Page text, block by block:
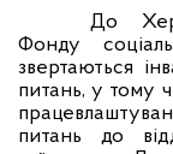
До
Фонду
звертаються
питань, у тому
питань до